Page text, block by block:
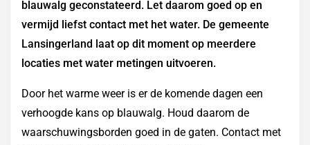
blauwalg geconstateerd. Let daarom goed op en
vermijd liefst contact met het water. De gemeente
Lansingerland laat op dit moment op meerdere
locaties met water metingen uitvoeren.
Door het warme weer is er de komende dagen een
verhoogde kans op blauwalg. Houd daarom de
waarschuwingsborden goed in de gaten. Contact met